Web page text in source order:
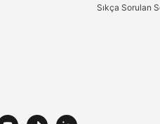
Sıkça Sorulan